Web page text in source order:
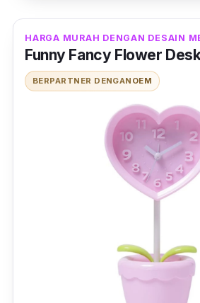
HARGA MURAH DENGAN DESAIN
Funny Fancy Flower
BERPARTNER DENGAN OEM